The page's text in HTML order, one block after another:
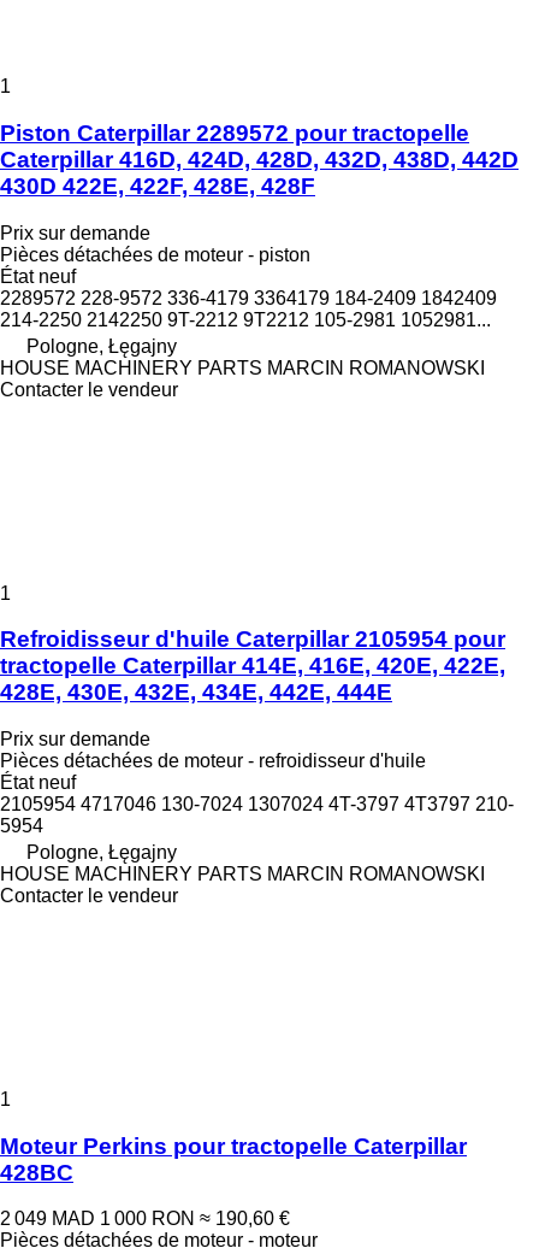
1
Piston Caterpillar 2289572 pour tractopelle
Caterpillar 416D, 424D, 428D, 432D, 438D, 442D
430D 422E, 422F, 428E, 428F
Prix sur demande
Pièces détachées de moteur - piston
Étatneuf
2289572 228-9572 336-4179 3364179 184-2409 1842409
214-2250 2142250 9T-2212 9T2212 105-2981 1052981...
Pologne, Łęgajny
HOUSE MACHINERY PARTS MARCIN ROMANOWSKI
Contacter le vendeur
1
Refroidisseur d'huile Caterpillar 2105954 pour
tractopelle Caterpillar 414E, 416E, 420E, 422E,
428E, 430E, 432E, 434E, 442E, 444E
Prix sur demande
Pièces détachées de moteur - refroidisseur d'huile
Étatneuf
2105954 4717046 130-7024 1307024 4T-3797 4T3797 210-
5954
Pologne, Łęgajny
HOUSE MACHINERY PARTS MARCIN ROMANOWSKI
Contacter le vendeur
1
Moteur Perkins pour tractopelle Caterpillar
428BC
2 049 MAD 1 000 RON ≈ 190,60 €
Pièces détachées de moteur - moteur